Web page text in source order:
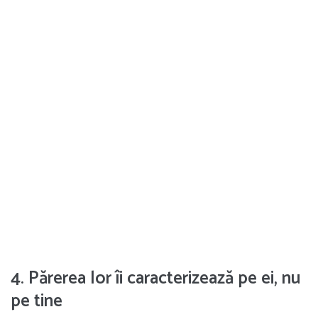
4. Părerea lor îi caracterizează pe ei, nu
pe tine